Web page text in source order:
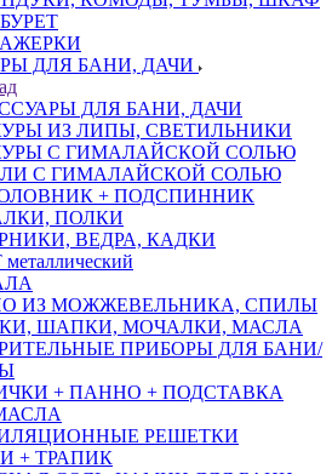
ДЛЯ БАНИ, ДАЧИ
ДЛЯ БАНИ, ДАЧИ
ИЗ ЛИПЫ, СВЕТИЛЬНИКИ
С ГИМАЛАЙСКОЙ СОЛЬЮ
С ГИМАЛАЙСКОЙ СОЛЬЮ
+ ПОДСПИННИК
ПОЛКИ
ВЕДРА, КАДКИ
ИЗ МОЖЖЕВЕЛЬНИКА, СПИЛЫ
ШАПКИ, МОЧАЛКИ, МАСЛА
ПРИБОРЫ ДЛЯ БАНИ/
+ ПАННО + ПОДСТАВКА
РЕШЕТКИ
+ ТРАПИК